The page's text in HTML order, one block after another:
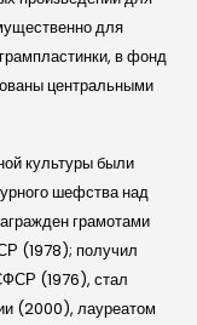
для
в фонд
центральными
культуры были
шефства над
грамотами
(1978); получил
(1976), стал
(2000), лауреатом